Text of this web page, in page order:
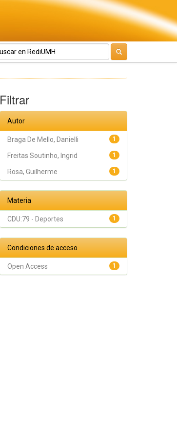
Filtrar
Autor
1
Braga De Mello, Danielli
1
Freitas Soutinho, Ingrid
1
Rosa, Guilherme
Materia
1
CDU:79 - Deportes
Condiciones de acceso
1
Open Access